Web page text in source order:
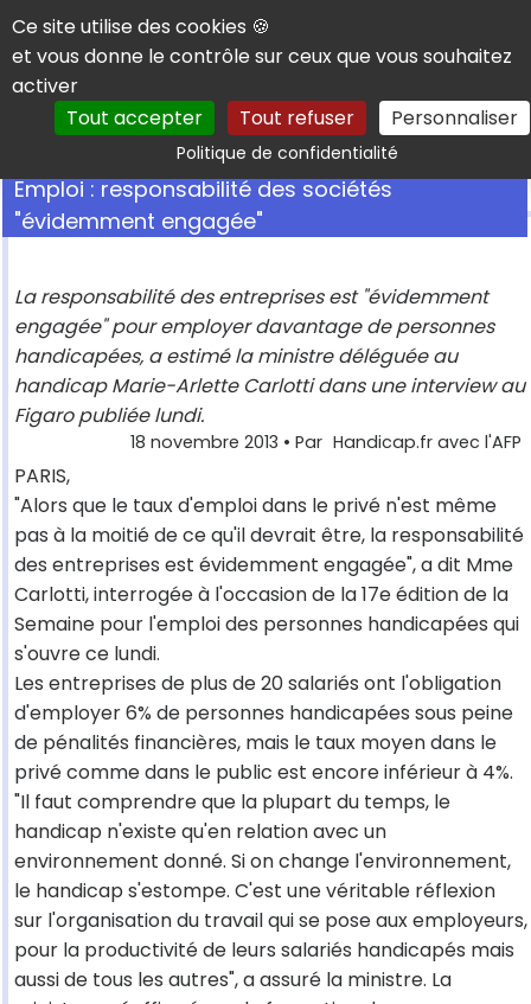
Panneau de gestion des cookies
Ce site utilise des cookies 🍪
et vous donne le contrôle sur ceux que vous souhaitez
activer
Tout accepter
Tout refuser Personnaliser
Politique de confidentialitéRechercher
Emploi : responsabilité des sociétés
"évidemment engagée"
La responsabilité des entreprises est "évidemment
engagée" pour employer davantage de personnes
handicapées, a estimé la ministre déléguée au
handicap Marie-Arlette Carlotti dans une interview au
Figaro publiée lundi.
18 novembre 2013 • Par Handicap.fr avec l'AFP
PARIS,
"Alors que le taux d'emploi dans le privé n'est même
pas à la moitié de ce qu'il devrait être, la responsabilité
des entreprises est évidemment engagée", a dit Mme
Carlotti, interrogée à l'occasion de la 17e édition de la
Semaine pour l'emploi des personnes handicapées qui
s'ouvre ce lundi.
Les entreprises de plus de 20 salariés ont l'obligation
d'employer 6% de personnes handicapées sous peine
de pénalités financières, mais le taux moyen dans le
privé comme dans le public est encore inférieur à 4%.
"Il faut comprendre que la plupart du temps, le
handicap n'existe qu'en relation avec un
environnement donné. Si on change l'environnement,
le handicap s'estompe. C'est une véritable réflexion
sur l'organisation du travail qui se pose aux employeurs,
pour la productivité de leurs salariés handicapés mais
aussi de tous les autres", a assuré la ministre. La